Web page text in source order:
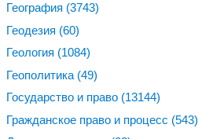
География (3743)
Геодезия (60)
Геология (1084)
Геополитика (49)
Государство и право (13144)
Гражданское право и процесс (543)